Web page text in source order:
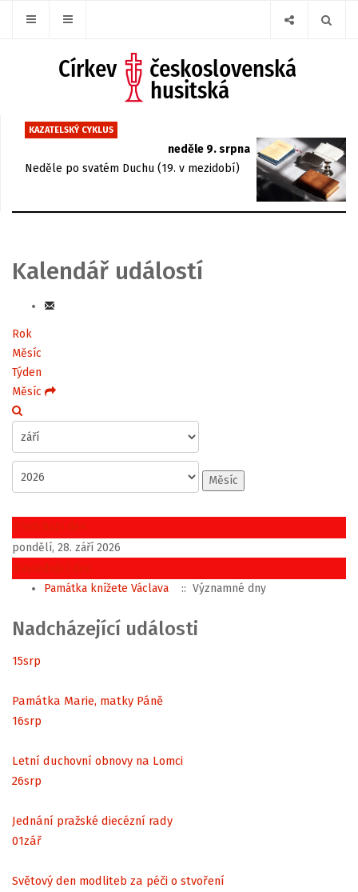
KAZATELSKÝ CYKLUS
neděle 9. srpna
Neděle po svatém Duchu (19. v mezidobí)
Kalendář událostí
Rok
Měsíc
Týden
Měsíc
Měsíc
Předchozí den
pondělí, 28. září 2026
Následující den
Památka knížete Václava
:: Významné dny
Nadcházející události
15srp
Památka Marie, matky Páně
16srp
Letní duchovní obnovy na Lomci
26srp
Jednání pražské diecézní rady
01zář
Světový den modliteb za péči o stvoření